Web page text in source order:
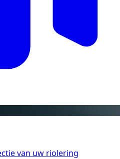
van uw riolering